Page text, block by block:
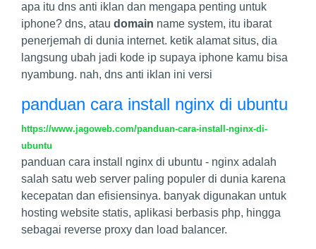
apa itu dns anti iklan dan mengapa penting untuk
iphone? dns, atau domain name system, itu ibarat
penerjemah di dunia internet. ketik alamat situs, dia
langsung ubah jadi kode ip supaya iphone kamu bisa
nyambung. nah, dns anti iklan ini versi
panduan cara install nginx di ubuntu
https://www.jagoweb.com/panduan-cara-install-nginx-di-
ubuntu
panduan cara install nginx di ubuntu - nginx adalah
salah satu web server paling populer di dunia karena
kecepatan dan efisiensinya. banyak digunakan untuk
hosting website statis, aplikasi berbasis php, hingga
sebagai reverse proxy dan load balancer.